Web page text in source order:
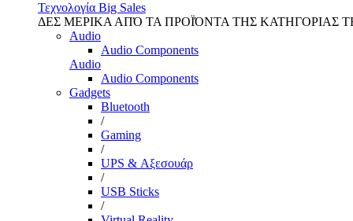
Τεχνολογία Big Sales
ΔΕΣ ΜΕΡΙΚΑ ΑΠΌ ΤΑ ΠΡΟΪΌΝΤΑ ΤΗΣ ΚΑΤΗΓΟΡΙΑΣ
Audio
Audio Components
Audio
Audio Components
Gadgets
Bluetooth
/
Gaming
/
UPS & Αξεσουάρ
/
USB Sticks
/